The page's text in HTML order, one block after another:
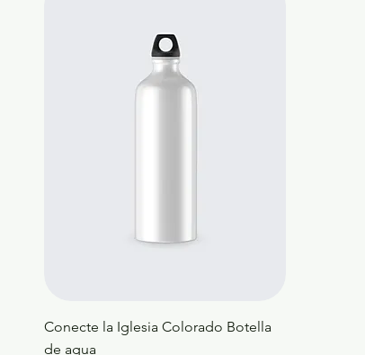
Conecte la Iglesia Colorado Botella
de agua